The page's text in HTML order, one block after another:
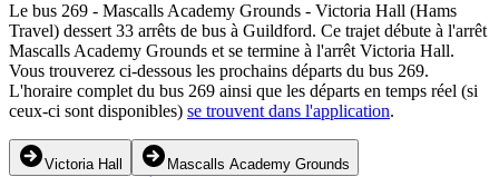
Le bus 269 - Mascalls Academy Grounds - Victoria Hall (Hams
Travel) dessert 33 arrêts de bus à Guildford. Ce trajet débute à l'arrêt
Mascalls Academy Grounds et se termine à l'arrêt Victoria Hall.
Vous trouverez ci-dessous les prochains départs du bus 269.
L'horaire complet du bus 269 ainsi que les départs en temps réel (si
ceux-ci sont disponibles) se trouvent dans l'application.
Victoria Hall Mascalls Academy Grounds